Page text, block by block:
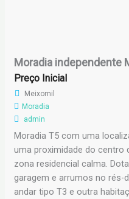
Preço Inicial
Meixomil
Moradia
admin
Moradia T5 com uma
uma proximidade do centro
zona residencial calma.
garagem e arrumos no rés-
andar tipo T3 e outra